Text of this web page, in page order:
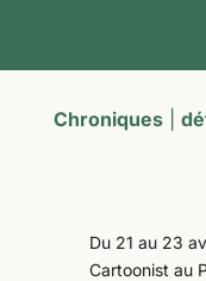
Chroniques|
Du 21 au 23
Cartoonist au